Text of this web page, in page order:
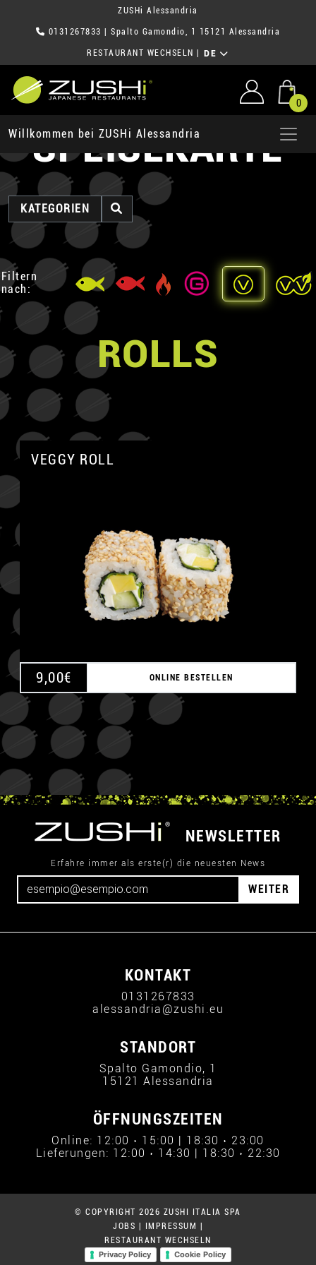
ZUSHi Alessandria
0131267833 | Spalto Gamondio, 1 15121 Alessandria
RESTAURANT WECHSELN DE
0
Willkommen bei ZUSHi Alessandria
SPEISEKARTE
KATEGORIEN
Filtern
nach:
ROLLS
VEGGY ROLL
9,00€ ONLINE BESTELLEN
NEWSLETTER
Erfahre immer als erste(r) die neuesten News
WEITER
KONTAKT
0131267833
alessandria@zushi.eu
STANDORT
Spalto Gamondio, 1
15121 Alessandria
ÖFFNUNGSZEITEN
Online: 12:00 › 15:00 | 18:30 › 23:00
Lieferungen: 12:00 › 14:30 | 18:30 › 22:30
© COPYRIGHT 2026 ZUSHI ITALIA SPA
JOBS
IMPRESSUM
RESTAURANT WECHSELN
Privacy Policy
Cookie Policy